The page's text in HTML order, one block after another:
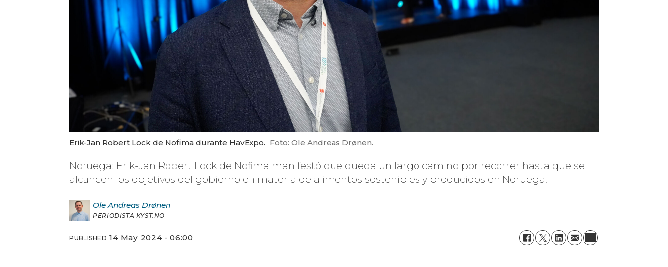
Erik-Jan Robert Lock de Nofima durante HavExpo. Foto: Ole Andreas Drønen.
Noruega: Erik-Jan Robert Lock de Nofima manifestó que queda un largo camino por recorrer hasta que se
alcancen los objetivos del gobierno en materia de alimentos sostenibles y producidos en Noruega.
Ole Andreas Drønen
PERIODISTA KYST.NO
PUBLISHED 14 May 2024 - 06:00